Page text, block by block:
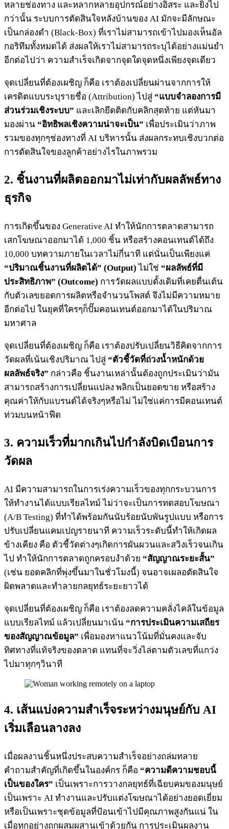
หลายช่องทาง และหลากหลายอุปกรณ์อย่างอิสระ และยิ่งไป
กว่านั้น ระบบการตัดสินใจหลังบ้านของ AI มักจะมีลักษณะ
เป็นกล่องดำ (Black-Box) ที่เราไม่สามารถเข้าไปมองเห็นอัล
กอริทึมทั้งหมดได้ ส่งผลให้เราไม่สามารถระบุได้อย่างแม่นยำ
อีกต่อไปว่า ความสำเร็จเกิดจากจุดใดจุดหนึ่งเพียงจุดเดียว
จุดเปลี่ยนที่ต้องเผชิญ ก็คือ เราต้องเปลี่ยนผ่านจากการให้
เครดิตแบบระบุรายชื่อ (Attribution) ไปสู่ “แบบจำลองการมี
ส่วนร่วมเชิงระบบ” และเลิกยึดติดกับคลิกสุดท้าย แต่หันมา
มองผ่าน “อิทธิพลเชิงความน่าจะเป็น” เพื่อประเมินว่าภาพ
รวมของทุกๆช่องทางที่ AI บริหารนั้น ส่งผลกระทบเชิงบวกต่อ
การตัดสินใจของลูกค้าอย่างไรในภาพรวม
2. ชิ้นงานที่ผลิตออกมาไม่เท่ากับผลลัพธ์ทาง
ธุรกิจ
การเกิดขึ้นของ Generative AI ทำให้นักการตลาดสามารถ
เสกโฆษณาออกมาได้ 1,000 ชิ้น หรือสร้างคอนเทนต์ได้ถึง
10,000 บทความภายในเวลาไม่กี่นาที แต่นั่นเป็นเพียงแค่
“ปริมาณชิ้นงานที่ผลิตได้” (Output) ไม่ใช่ “ผลลัพธ์ที่มี
ประสิทธิภาพ” (Outcome) การวัดผลแบบดั้งเดิมที่เคยตื่นเต้น
กับตัวเลขยอดการผลิตหรือจำนวนโพสต์ จึงไม่มีความหมาย
อีกต่อไป ในยุคที่ใครๆก็ปั๊มคอนเทนต์ออกมาได้ในปริมาณ
มหาศาล
จุดเปลี่ยนที่ต้องเผชิญ ก็คือ เราต้องปรับเปลี่ยนวิธีคิดจากการ
วัดผลที่เน้นเชิงปริมาณ ไปสู่ “ตัวชี้วัดที่ถ่วงน้ำหนักด้วย
ผลลัพธ์จริง” กล่าวคือ ชิ้นงานเหล่านั้นต้องถูกประเมินว่ามัน
สามารถสร้างการเปลี่ยนแปลง พลิกเป็นยอดขาย หรือสร้าง
คุณค่าให้กับแบรนด์ได้จริงๆหรือไม่ ไม่ใช่แค่การมีคอนเทนต์
ท่วมบนหน้าฟีด
3. ความเร็วที่มากเกินไปกำลังบิดเบือนการ
วัดผล
AI มีความสามารถในการเร่งความเร็วของทุกกระบวนการ
ให้ทำงานได้แบบเรียลไทม์ ไม่ว่าจะเป็นการทดสอบโฆษณา
(A/B Testing) ที่ทำได้พร้อมกันนับร้อยนับพันรูปแบบ หรือการ
ปรับเปลี่ยนแคมเปญรายนาที ความเร็วระดับนี้ทำให้เกิดผล
ข้างเคียง คือ ตัวชี้วัดต่างๆเกิดการผันผวนและสวิงเร็วจนเกิน
ไป ทำให้นักการตลาดถูกครอบงำด้วย “สัญญาณระยะสั้น”
(เช่น ยอดคลิกที่พุ่งขึ้นมาในชั่วโมงนี้) จนอาจเผลอตัดสินใจ
ผิดพลาดและทำลายกลยุทธ์ระยะยาวได้
จุดเปลี่ยนที่ต้องเผชิญ ก็คือ เราต้องลดความคลั่งไคล้ในข้อมูล
แบบเรียลไทม์ แล้วเปลี่ยนมาเน้น “การประเมินความเสถียร
ของสัญญาณข้อมูล” เพื่อมองหาแนวโน้มที่มั่นคงและจับ
ทิศทางที่แท้จริงของตลาด แทนที่จะวิ่งไล่ตามตัวเลขที่แกว่ง
ไปมาทุกๆวินาที
4. เส้นแบ่งความสำเร็จระหว่างมนุษย์กับ AI
เริ่มเลือนลางลง
เมื่อผลงานชิ้นหนึ่งประสบความสำเร็จอย่างถล่มทลาย
คำถามสำคัญที่เกิดขึ้นในองค์กร ก็คือ “ความดีความชอบนี้
เป็นของใคร” เป็นเพราะการวางกลยุทธ์ที่เฉียบคมของมนุษย์
เป็นเพราะ AI ทำงานและปรับแต่งโฆษณาได้อย่างยอดเยี่ยม
หรือเป็นเพราะชุดข้อมูลที่ป้อนเข้าไปมีคุณภาพสูงกันแน่ ใน
เมื่อทุกอย่างถูกผสมผสานเข้าด้วยกัน การประเมินผลงาน